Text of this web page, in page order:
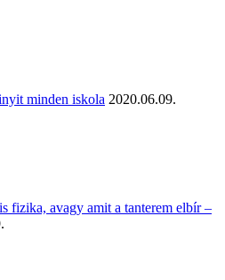
minden iskola 2020.06.09.
fizika, avagy amit a tanterem elbír –